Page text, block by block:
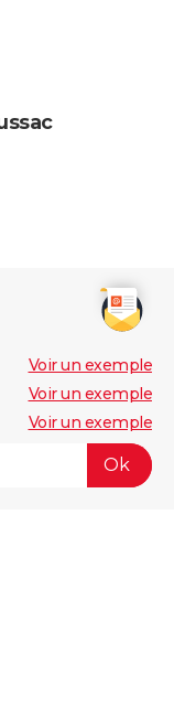
Voir un exemple
Voir un exemple
Voir un exemple